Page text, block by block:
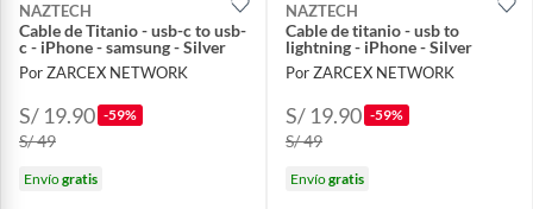
NAZTECH
Cable de Titanio - usb-c to usb-
c - iPhone - samsung - Silver
Por ZARCEX NETWORK
S/ 19.90 -59%
S/ 49
Envíogratis
NAZTECH
Cable de titanio - usb to
lightning - iPhone - Silver
Por ZARCEX NETWORK
S/ 19.90 -59%
S/ 49
Envíogratis